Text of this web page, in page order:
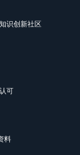
知识创新社区
可
料